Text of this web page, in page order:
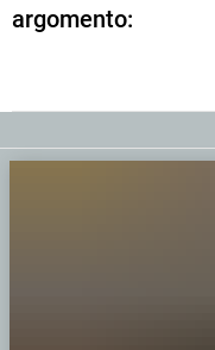
argomento: